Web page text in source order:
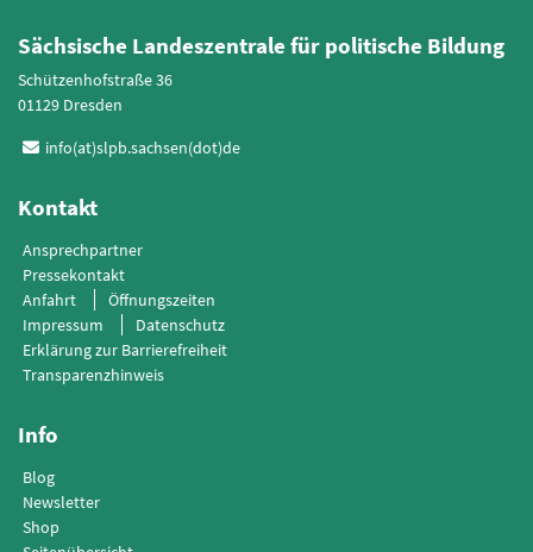
Sächsische Landeszentrale für politische Bildung
Schützenhofstraße 36
01129 Dresden
info(at)slpb.sachsen(dot)de
Kontakt
Ansprechpartner
Pressekontakt
Anfahrt
Öffnungszeiten
Impressum
Datenschutz
Erklärung zur Barrierefreiheit
Transparenzhinweis
Info
Blog
Newsletter
Shop